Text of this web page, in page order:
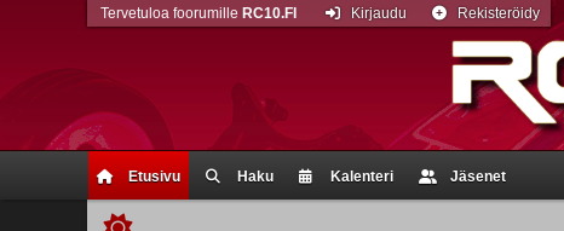
Etusivu Haku Kalenteri Jäsenet
Tervetuloa foorumille RC10.FI Kirjaudu Rekisteröidy